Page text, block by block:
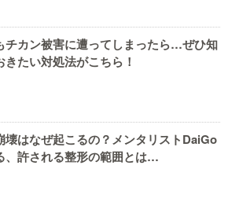
チカン被害に遭ってしまったら…ぜひ知
きたい対処法がこちら！
壊はなぜ起こるの？メンタリストDaiGo
、許される整形の範囲とは…